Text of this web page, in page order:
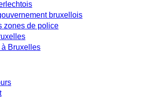
bruxellois
zones de police
Bruxelles